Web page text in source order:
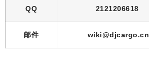
QQ 2121206618
邮件 wiki@djcargo.cn